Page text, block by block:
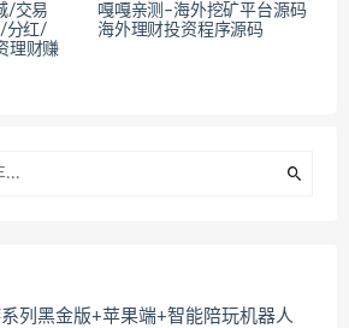
/交易
分红/
理财赚
嘎嘎亲测–海外挖矿平台源码
海外理财投资程序源码
列黑金版+苹果端+智能陪玩机器人